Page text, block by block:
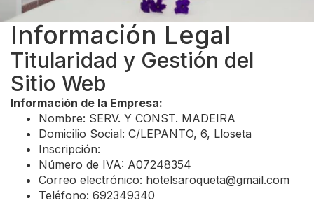
Información Legal
Titularidad y Gestión del
Sitio Web
Información de la Empresa:
Nombre: SERV. Y CONST. MADEIRA
Domicilio Social: C/LEPANTO, 6, Lloseta
Inscripción:
Número de IVA: A07248354
Correo electrónico: hotelsaroqueta@gmail.com
Teléfono: 692349340